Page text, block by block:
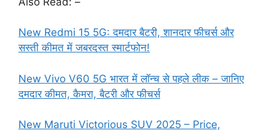
New Redmi 15 5G: दमदार बैटरी, शानदार फीचर्स और
सस्ती कीमत में जबरदस्त स्मार्टफोन!
New Vivo V60 5G भारत में लॉन्च से पहले लीक – जानिए
दमदार कीमत, कैमरा, बैटरी और फीचर्स
New Maruti Victorious SUV 2025 – Price,